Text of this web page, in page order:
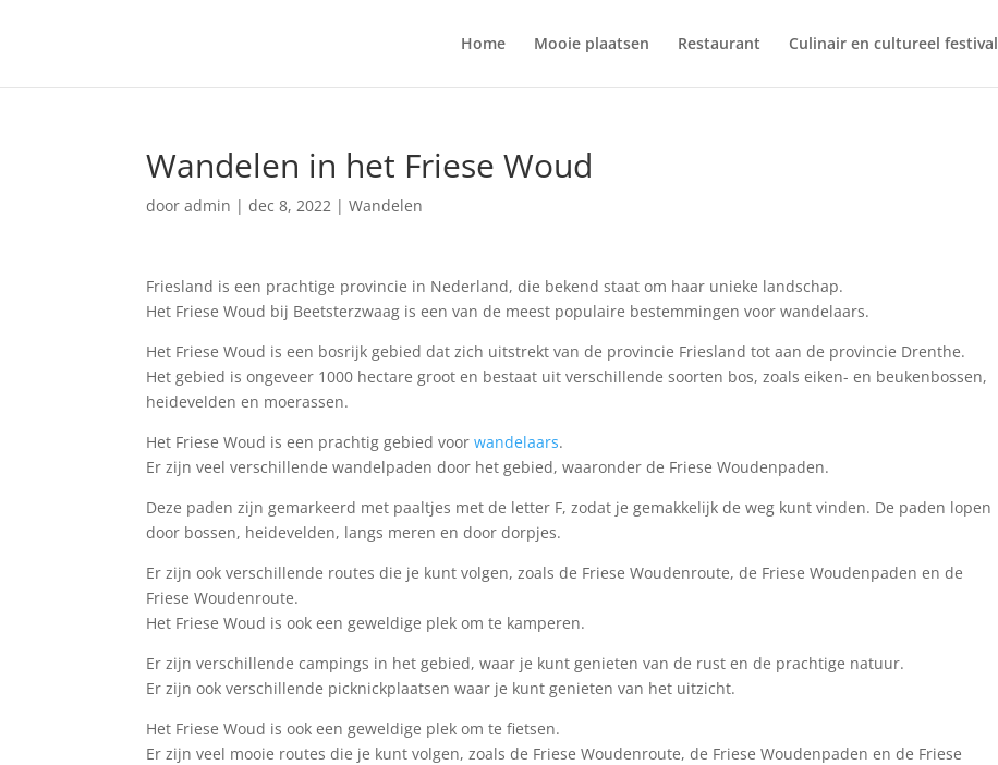
Home Mooie plaatsen Restaurant Culinair en cultureel festival
Wandelen in het Friese Woud
dooradmin |dec 8, 2022 |Wandelen
Friesland is een prachtige provincie in Nederland, die bekend staat om haar unieke landschap.
Het Friese Woud bij Beetsterzwaag is een van de meest populaire bestemmingen voor wandelaars.
Het Friese Woud is een bosrijk gebied dat zich uitstrekt van de provincie Friesland tot aan de provincie Drenthe.
Het gebied is ongeveer 1000 hectare groot en bestaat uit verschillende soorten bos, zoals eiken- en beukenbossen,
heidevelden en moerassen.
Het Friese Woud is een prachtig gebied voorwandelaars.
Er zijn veel verschillende wandelpaden door het gebied, waaronder de Friese Woudenpaden.
Deze paden zijn gemarkeerd met paaltjes met de letter F, zodat je gemakkelijk de weg kunt vinden. De paden lopen
door bossen, heidevelden, langs meren en door dorpjes.
Er zijn ook verschillende routes die je kunt volgen, zoals de Friese Woudenroute, de Friese Woudenpaden en de
Friese Woudenroute.
Het Friese Woud is ook een geweldige plek om te kamperen.
Er zijn verschillende campings in het gebied, waar je kunt genieten van de rust en de prachtige natuur.
Er zijn ook verschillende picknickplaatsen waar je kunt genieten van het uitzicht.
Het Friese Woud is ook een geweldige plek om te fietsen.
Er zijn veel mooie routes die je kunt volgen, zoals de Friese Woudenroute, de Friese Woudenpaden en de Friese